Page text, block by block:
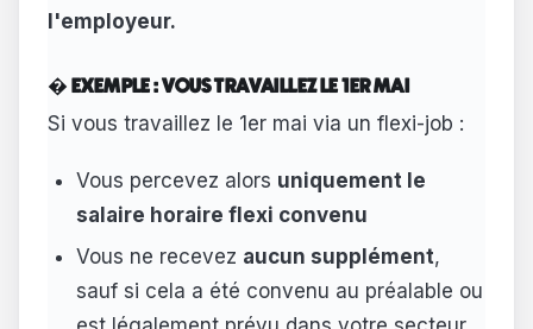
l'employeur.
� EXEMPLE : VOUS TRAVAILLEZ LE 1ER MAI
Si vous travaillez le 1er mai via un flexi-job :
Vous percevez alors uniquement le
salaire horaire flexi convenu
Vous ne recevez aucun supplément,
sauf si cela a été convenu au préalable ou